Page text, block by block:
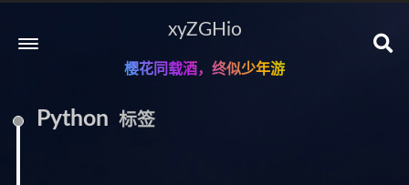
xyZGHio
樱花同载酒，终似少年游
Python 标签